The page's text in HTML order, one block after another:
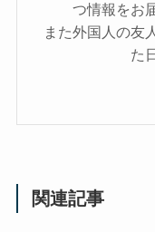
つ情報をお
また外国人の友
た
関連記事